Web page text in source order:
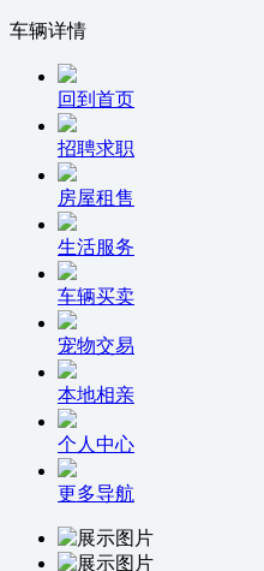
车辆详情
回到首页
招聘求职
房屋租售
生活服务
车辆买卖
宠物交易
本地相亲
个人中心
更多导航